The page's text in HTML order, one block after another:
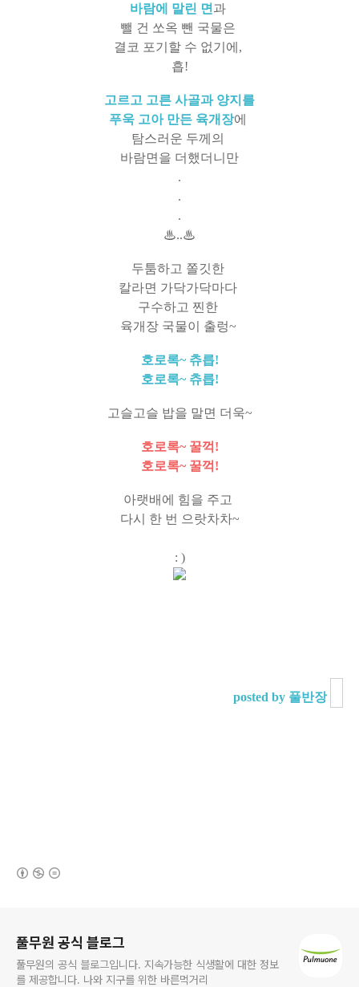
바람에 말린 면 과
뺄 건 쏘옥 뺀 국물은
결코 포기할 수 없기에,
흡!
고르고 고른 사골과 양지를
푸욱 고아 만든 육개장에
탐스러운 두께의
바람면을 더했더니만
.
.
.
♨..♨
두툼하고 쫄깃한
칼라면 가닥가닥마다
구수하고 찐한
육개장 국물이 출렁~
호로록~ 츄릅!
호로록~ 츄릅!
고슬고슬 밥을 말면 더욱~
호로록~ 꿀꺽!
호로록~ 꿀꺽!
아랫배에 힘을 주고
다시 한 번 으랏차차~
: )
posted by 풀반장
풀무원 공식 블로그
풀무원의 공식 블로그입니다. 지속가능한 식생활에 대한 정보
를 제공합니다. 나와 지구를 위한 바른먹거리